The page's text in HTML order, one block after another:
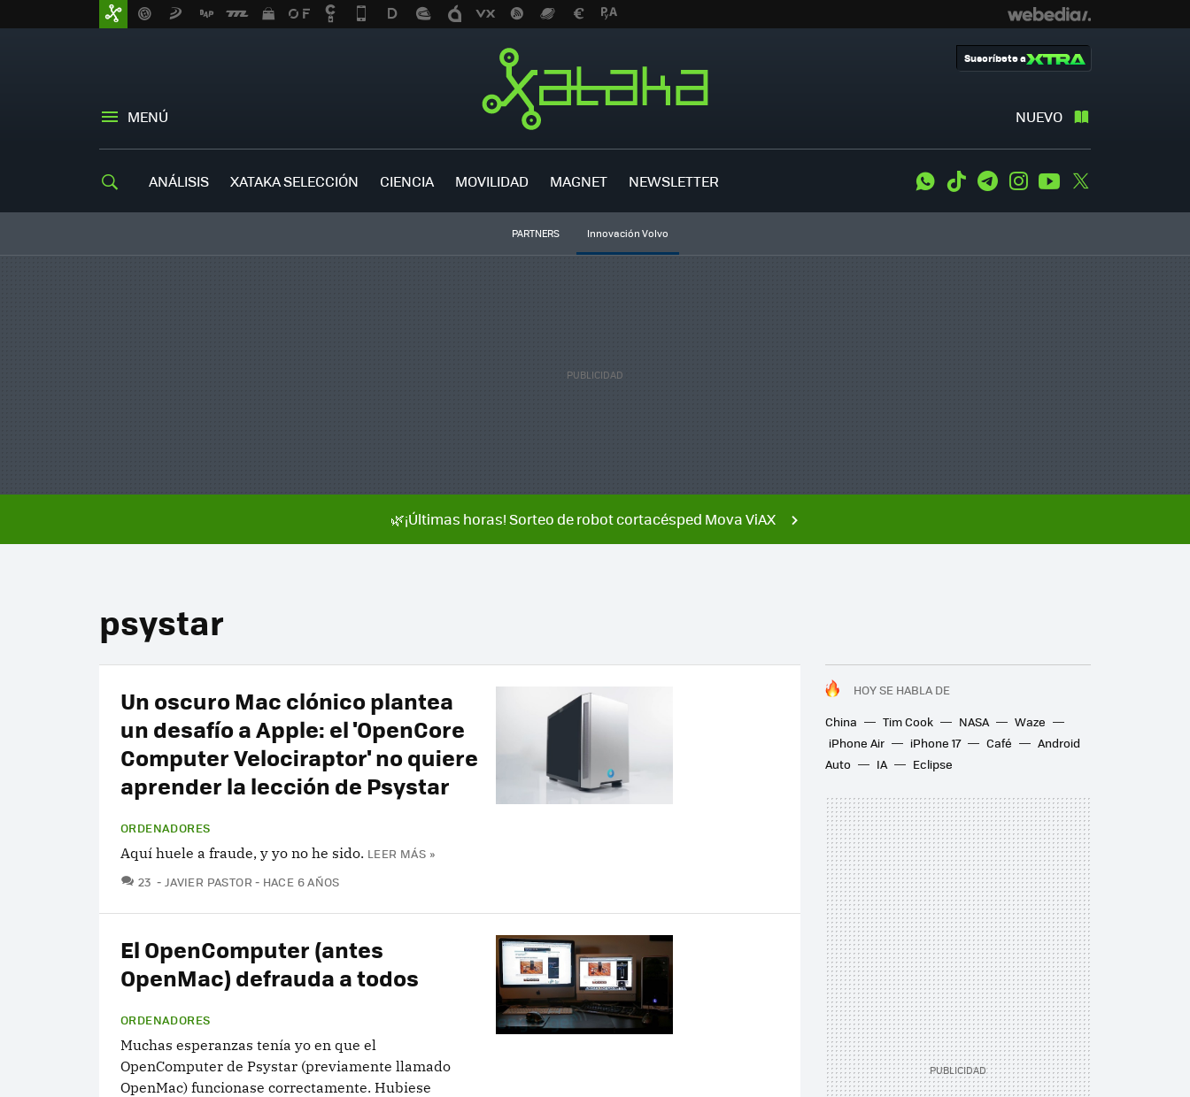
MENÚ NUEVO
Suscríbete a
ANÁLISIS XATAKA SELECCIÓN CIENCIA MOVILIDAD MAGNET NEWSLETTER WhatsApp
Tiktok TelegramInstagramYoutube
PARTNERS Innovación Volvo
🌿¡Últimas horas! Sorteo de robot cortacésped Mova ViAX
psystar
HOY SE HABLA DE
China
Tim Cook NASA
Waze
iPhone Air
iPhone 17 Café
Android
Auto
IA Eclipse
Un oscuro Mac clónico plantea
un desafío a Apple: el 'OpenCore
Computer Velociraptor' no quiere
aprender la lección de Psystar
ORDENADORES
Aquí huele a fraude, y yo no he sido. LEER MÁS »
23 COMENTARIOS
JAVIER PASTOR HACE 6 AÑOS
El OpenComputer (antes
OpenMac) defrauda a todos
ORDENADORES
Muchas esperanzas tenía yo en que el
OpenComputer de Psystar (previamente llamado
OpenMac) funcionase correctamente. Hubiese